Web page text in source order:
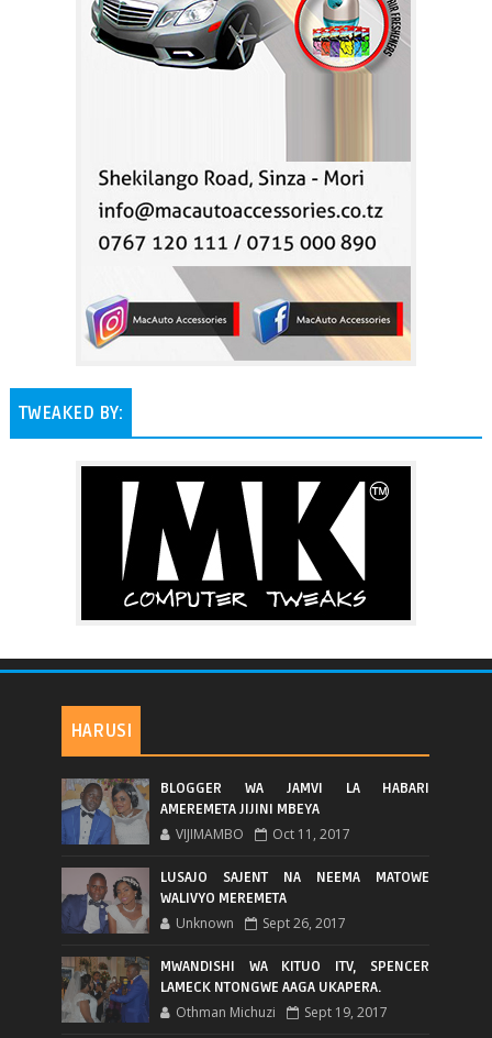
TWEAKED BY:
HARUSI
BLOGGER WA JAMVI LA HABARI
AMEREMETA JIJINI MBEYA
VIJIMAMBO Oct 11, 2017
LUSAJO SAJENT NA NEEMA MATOWE
WALIVYO MEREMETA
Unknown Sept 26, 2017
MWANDISHI WA KITUO ITV, SPENCER
LAMECK NTONGWE AAGA UKAPERA.
Othman Michuzi Sept 19, 2017